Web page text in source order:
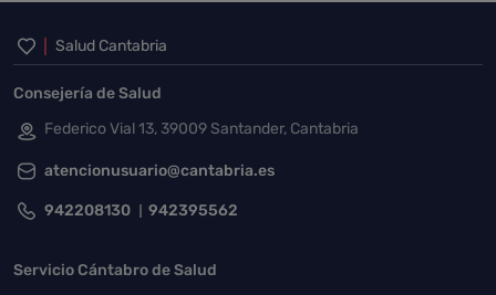
Inicio del pie de página
Salud Cantabria
Consejería de Salud
Federico Vial 13, 39009 Santander, Cantabria
atencionusuario@cantabria.es
942208130 942395562
Servicio Cántabro de Salud